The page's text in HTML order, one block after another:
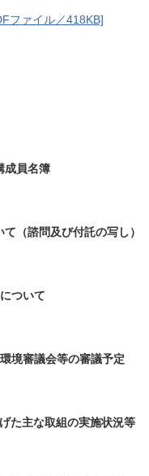
ファイル／418KB]
成員名簿
（諮問及び付託の写し）
ついて
境審議会等の審議予定
た主な取組の実施状況等